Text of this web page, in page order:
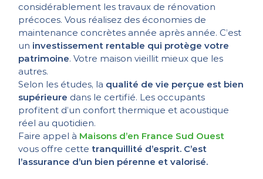
considérablement les travaux de rénovation
précoces. Vous réalisez des économies de
maintenance concrètes année après année. C’est
un investissement rentable qui protège votre
patrimoine. Votre maison vieillit mieux que les
autres.
Selon les études, la qualité de vie perçue est bien
supérieure dans le certifié. Les occupants
profitent d’un confort thermique et acoustique
réel au quotidien.
Faire appel à Maisons d’en France Sud Ouest
vous offre cette tranquillité d’esprit. C’est
l’assurance d’un bien pérenne et valorisé.